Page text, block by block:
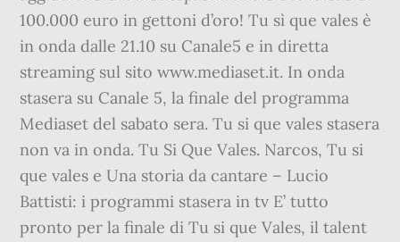
100.000 euro in gettoni d’oro! Tu sì que vales è
in onda dalle 21.10 su Canale5 e in diretta
streaming sul sito www.mediaset.it. In onda
stasera su Canale 5, la finale del programma
Mediaset del sabato sera. Tu si que vales stasera
non va in onda. Tu Si Que Vales. Narcos, Tu si
que vales e Una storia da cantare – Lucio
Battisti: i programmi stasera in tv E’ tutto
pronto per la finale di Tu si que Vales, il talent